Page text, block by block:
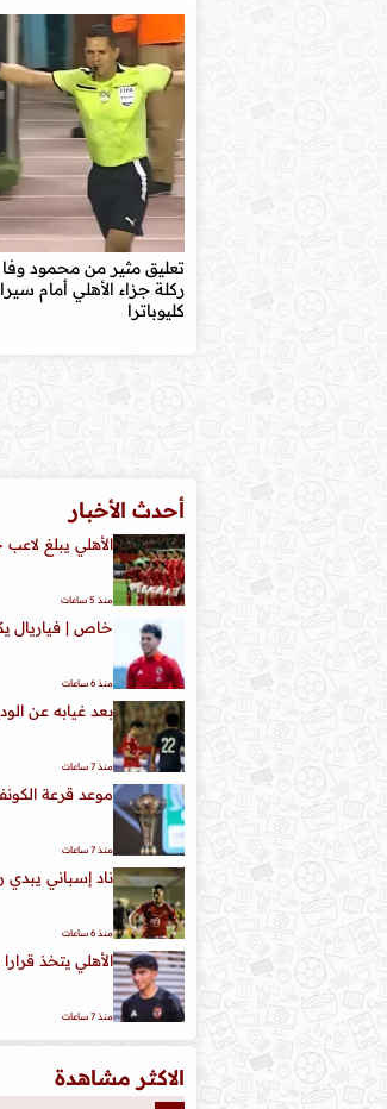
تعليق مثير من محمود
ركلة جزاء الأهلي أمام
كليوباترا
أحدث الأخبار
الأهلي يبلغ
منذ 5 ساعات
خاص | فياريال
منذ 6 ساعات
بعد غيابه عن
منذ 7 ساعات
موعد قرعة
منذ 7 ساعات
ناد إسباني يبدي
منذ 6 ساعات
الأهلي يتخذ
منذ 7 ساعات
الاكثر مشاهدة